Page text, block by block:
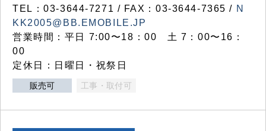
TEL：03‐3644‐7271 / FAX：03-3644-7365 / N
KK2005@BB.EMOBILE.JP
営業時間：平日 7:00〜18：00 土 7：00〜16：
00
定休日：日曜日・祝祭日
販売可 工事・取付可